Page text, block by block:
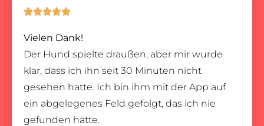

Vielen Dank!
Der Hund spielte draußen, aber mir wurde
klar, dass ich ihn seit 30 Minuten nicht
gesehen hatte. Ich bin ihm mit der App auf
ein abgelegenes Feld gefolgt, das ich nie
gefunden hätte.